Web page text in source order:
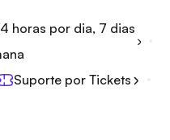
horas por dia, 7 dias
Suporte por Tickets